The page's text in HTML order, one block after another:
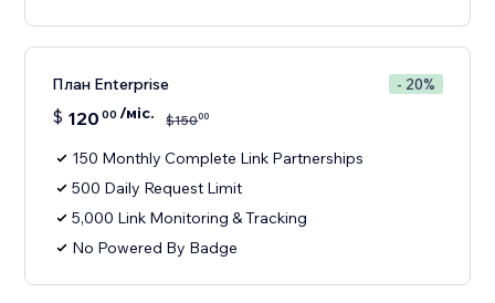
План Enterprise - 20%
$ 120 00 /міс. $15000
150 Monthly Complete Link Partnerships
500 Daily Request Limit
5,000 Link Monitoring & Tracking
No Powered By Badge